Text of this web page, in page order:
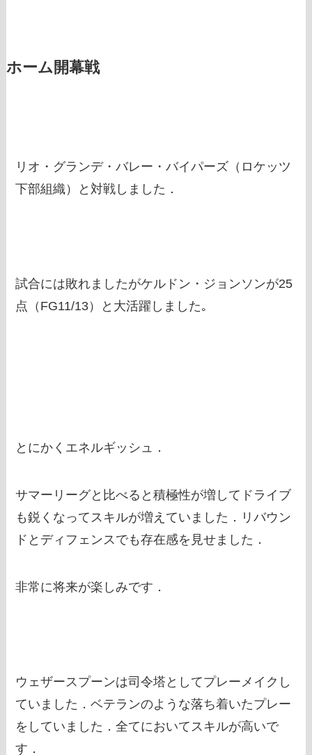
ホーム開幕戦
リオ・グランデ・バレー・バイパーズ（ロケッツ
下部組織）と対戦しました．
試合には敗れましたがケルドン・ジョンソンが25
点（FG11/13）と大活躍しました｡
とにかくエネルギッシュ．
サマーリーグと比べると積極性が増してドライブ
も鋭くなってスキルが増えていました．リバウン
ドとディフェンスでも存在感を見せました．
非常に将来が楽しみです．
ウェザースプーンは司令塔としてプレーメイクし
ていました．ベテランのような落ち着いたプレー
をしていました．全てにおいてスキルが高いで
す．